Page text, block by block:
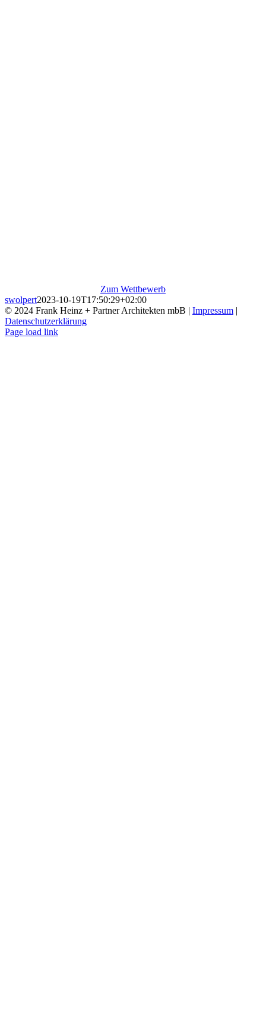
Zum Wettbewerb
swolpert2023-10-19T17:50:29+02:00
© 2024 Frank Heinz + Partner Architekten mbB | Impressum |
Datenschutzerklärung
Instagram
Page load link